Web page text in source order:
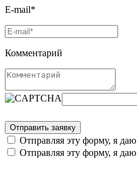
E-mail*
Комментарий
Отправляя эту форму, я даю
Отправляя эту форму, я даю